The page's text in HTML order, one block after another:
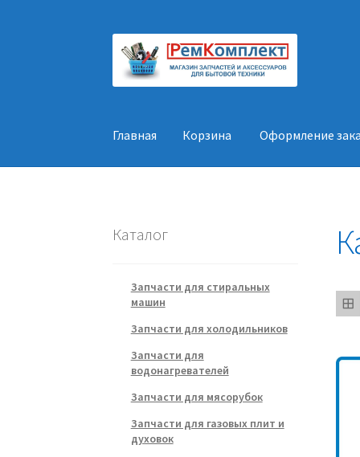
Перейти
навигации
Перейти
содержимому
Главная Корзина Оформление
Каталог
Запчасти для стиральных
машин
Запчасти для холодильников
Запчасти для
водонагревателей
Запчасти для мясорубок
Запчасти для газовых плит и
духовок